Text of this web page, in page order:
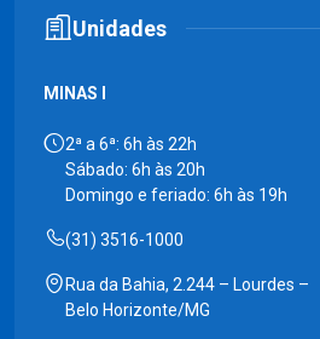
Unidades
MINAS I
2ª a 6ª: 6h às 22h
Sábado: 6h às 20h
Domingo e feriado: 6h às 19h
(31) 3516-1000
Rua da Bahia, 2.244 – Lourdes –
Belo Horizonte/MG